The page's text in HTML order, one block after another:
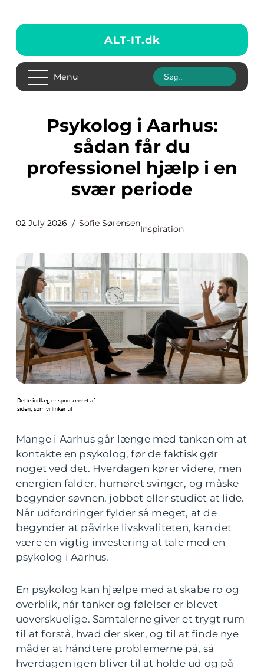
ALT-IT.dk
Menu
Psykolog i Aarhus:
sådan får du
professionel hjælp i en
svær periode
02 July 2026 Sofie Sørensen
Inspiration
Mange i Aarhus går længe med tanken om at
kontakte en psykolog, før de faktisk gør
noget ved det. Hverdagen kører videre, men
energien falder, humøret svinger, og måske
begynder søvnen, jobbet eller studiet at lide.
Når udfordringer fylder så meget, at de
begynder at påvirke livskvaliteten, kan det
være en vigtig investering at tale med en
psykolog i Aarhus.
En psykolog kan hjælpe med at skabe ro og
overblik, når tanker og følelser er blevet
uoverskuelige. Samtalerne giver et trygt rum
til at forstå, hvad der sker, og til at finde nye
måder at håndtere problemerne på, så
hverdagen igen bliver til at holde ud og på